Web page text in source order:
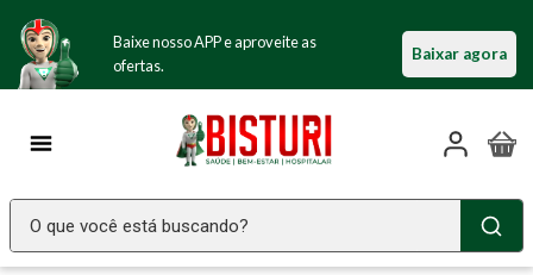
Baixe nosso APP e aproveite as
ofertas.
Baixar agora
O que você está buscando?